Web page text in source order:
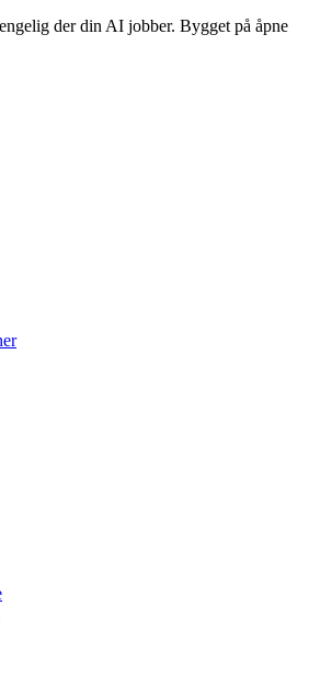
der din AI jobber. Bygget på åpne